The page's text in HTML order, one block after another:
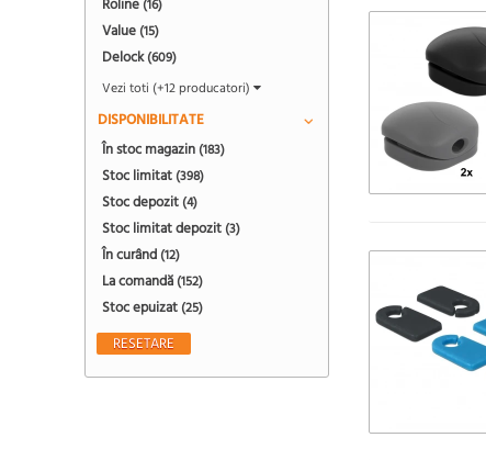
Roline (16)
Value (15)
Delock(609)
Vezi toti (+12 producatori)
DISPONIBILITATE
În stoc magazin (183)
Stoc limitat (398)
Stoc depozit (4)
Stoc limitat depozit (3)
În curând (12)
La comandă (152)
Stoc epuizat (25)
RESETARE